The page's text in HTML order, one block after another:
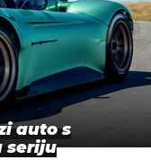
auto s
seriju